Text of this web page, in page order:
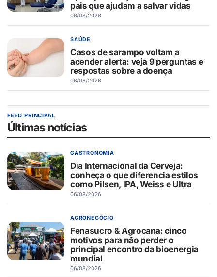
pais que ajudam a salvar vidas
06/08/2026
SAÚDE
Casos de sarampo voltam a
acender alerta: veja 9 perguntas e
respostas sobre a doença
06/08/2026
FEED PRINCIPAL
Últimas notícias
GASTRONOMIA
Dia Internacional da Cerveja:
conheça o que diferencia estilos
como Pilsen, IPA, Weiss e Ultra
06/08/2026
AGRONEGÓCIO
Fenasucro & Agrocana: cinco
motivos para não perder o
principal encontro da bioenergia
mundial
06/08/2026